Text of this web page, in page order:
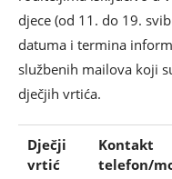
djece (od 11. do 19.
datuma i termina
službenih mailova koji
dječjih vrtića.
Dječji
vrtić
Kontakt
telefon/